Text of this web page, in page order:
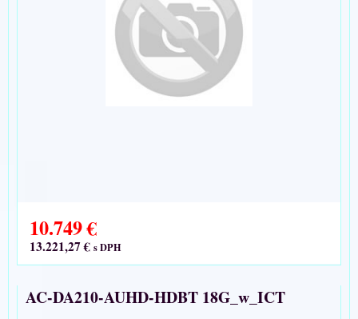
10.749 €
13.221,27 € s DPH
AC-DA210-AUHD-HDBT 18G_w_ICT